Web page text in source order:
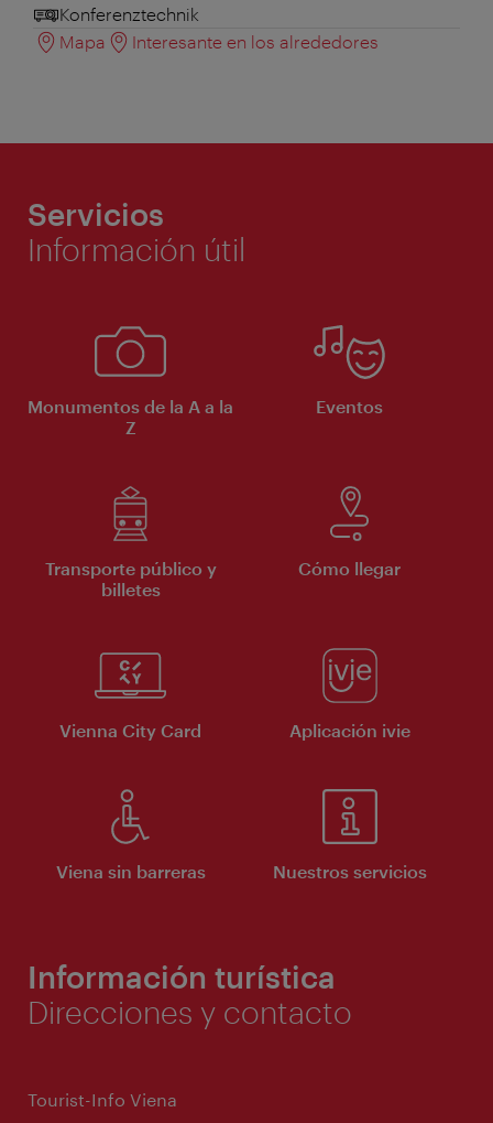
Konferenztechnik
Mapa
Interesante en los alrededores
Servicios
Información útil
Monumentos de la A a la
Z
Eventos
Transporte público y
billetes
Cómo llegar
Vienna City Card Aplicación ivie
Viena sin barreras Nuestros servicios
Información turística
Direcciones y contacto
Tourist-Info Viena